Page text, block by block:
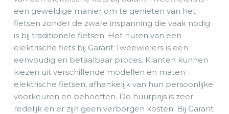
een geweldige manier om te genieten van het
fietsen zonder de zware inspanning die vaak nodig
is bij traditionele fietsen. Het huren van een
elektrische fiets bij Garant Tweewielers is een
eenvoudig en betaalbaar proces. Klanten kunnen
kiezen uit verschillende modellen en maten
elektrische fietsen, afhankelijk van hun persoonlijke
voorkeuren en behoeften. De huurprijs is zeer
redelijk en er zijn geen verborgen kosten. Bij Garant